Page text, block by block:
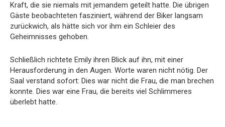
Kraft, die sie niemals mit jemandem geteilt hatte. Die übrigen
Gäste beobachteten fasziniert, während der Biker langsam
zurückwich, als hätte sich vor ihm ein Schleier des
Geheimnisses gehoben.
Schließlich richtete Emily ihren Blick auf ihn, mit einer
Herausforderung in den Augen. Worte waren nicht nötig. Der
Saal verstand sofort: Dies war nicht die Frau, die man brechen
konnte. Dies war eine Frau, die bereits viel Schlimmeres
überlebt hatte.